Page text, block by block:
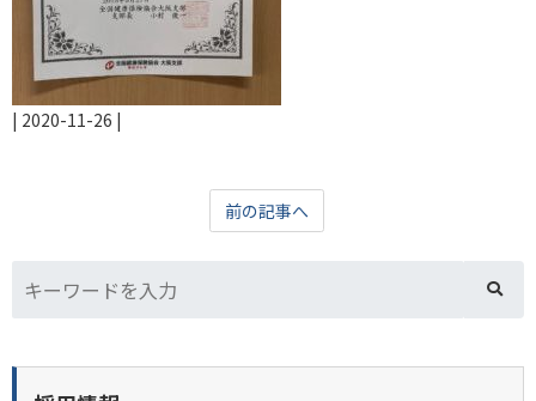
| 2020-11-26 |
前の記事へ